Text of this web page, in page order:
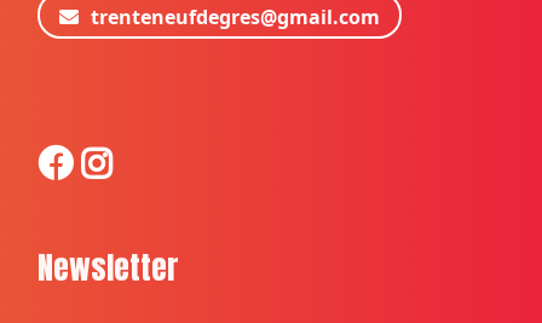
trenteneufdegres@gmail.com
Newsletter